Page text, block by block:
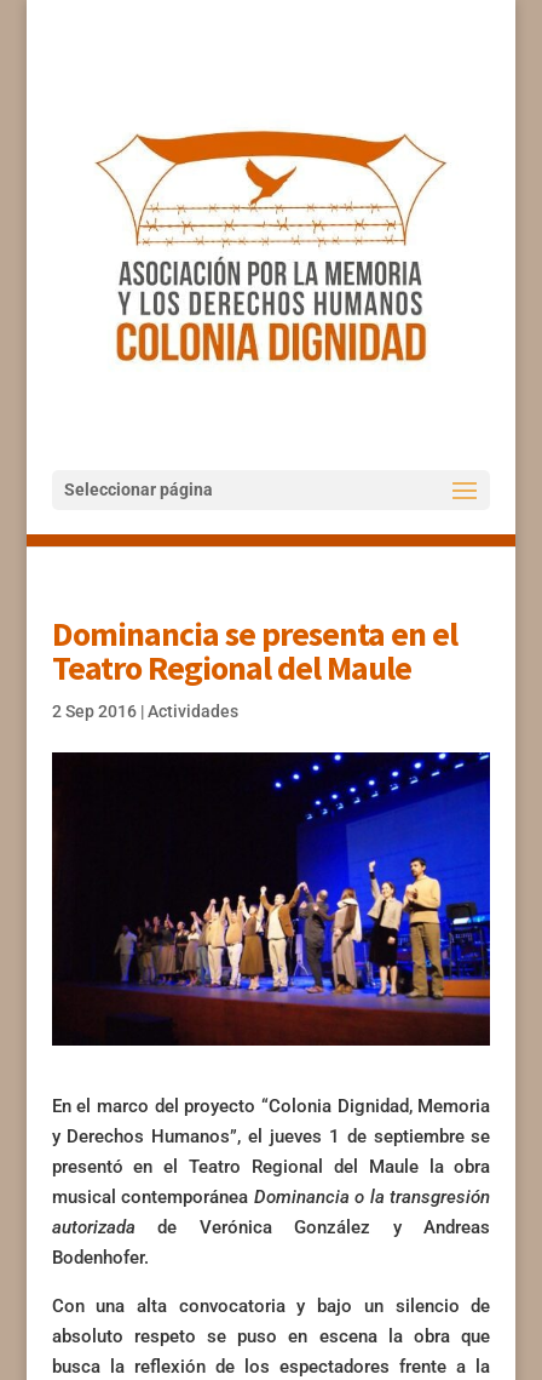
Seleccionar página
Dominancia se presenta en el
Teatro Regional del Maule
2 Sep 2016|Actividades
En el marco del proyecto “Colonia Dignidad, Memoria
y Derechos Humanos”, el jueves 1 de septiembre se
presentó en el Teatro Regional del Maule la obra
musical contemporánea Dominancia o la transgresión
autorizada de Verónica González y Andreas
Bodenhofer.
Con una alta convocatoria y bajo un silencio de
absoluto respeto se puso en escena la obra que
busca la reflexión de los espectadores frente a la